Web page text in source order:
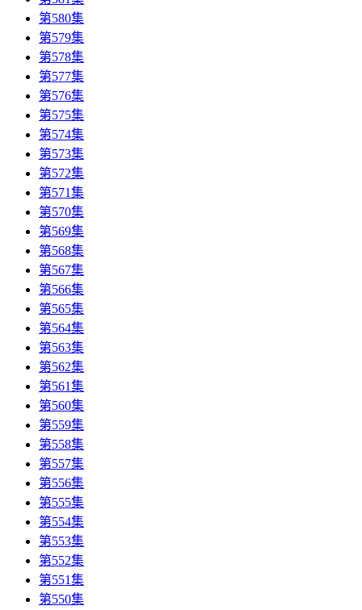
第580集
第579集
第578集
第577集
第576集
第575集
第574集
第573集
第572集
第571集
第570集
第569集
第568集
第567集
第566集
第565集
第564集
第563集
第562集
第561集
第560集
第559集
第558集
第557集
第556集
第555集
第554集
第553集
第552集
第551集
第550集